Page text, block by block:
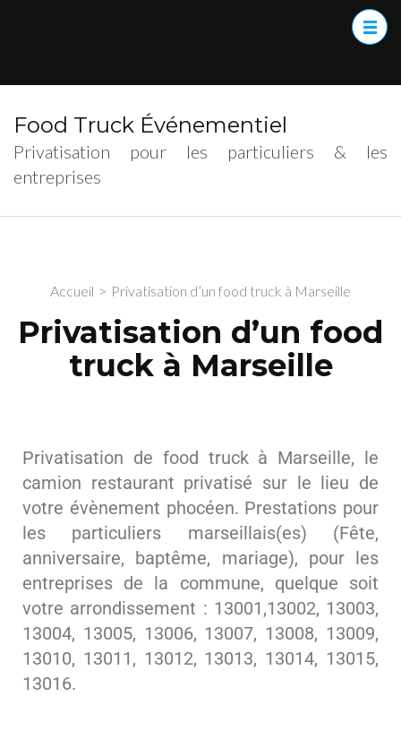
Food Truck Événementiel
Privatisation pour les particuliers & les
entreprises
Accueil > Privatisation d’un food truck à Marseille
Privatisation d’un food
truck à Marseille
Privatisation de food truck à Marseille, le
camion restaurant privatisé sur le lieu de
votre évènement phocéen. Prestations pour
les particuliers marseillais(es) (Fête,
anniversaire, baptême, mariage), pour les
entreprises de la commune, quelque soit
votre arrondissement : 13001,13002, 13003,
13004, 13005, 13006, 13007, 13008, 13009,
13010, 13011, 13012, 13013, 13014, 13015,
13016.